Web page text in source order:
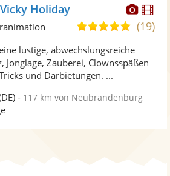
Holiday
4,9
5
(19)
lustige, abwechslungsreiche
Jonglage, Zauberei, Clownsspäßen
und Darbietungen. ...
- 117 km von Neubrandenburg